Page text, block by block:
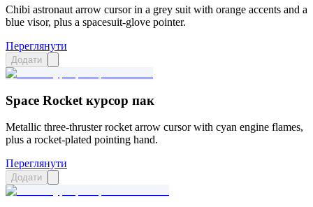
Chibi astronaut arrow cursor in a grey suit with orange accents and a
blue visor, plus a spacesuit-glove pointer.
Переглянути
Додати
Space Rocket курсор пак
Metallic three-thruster rocket arrow cursor with cyan engine flames,
plus a rocket-plated pointing hand.
Переглянути
Додати